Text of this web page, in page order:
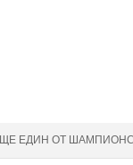
ЕДИН ОТ